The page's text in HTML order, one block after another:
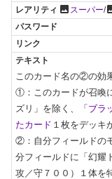
photo スーパー/
このカード名の②の効
①：このカードが召喚
ズリ」を除く、
「ブ
たカード １枚をデッキ
②：自分フィールドの
分フィールドに「幻耀
攻／守７００）１体を